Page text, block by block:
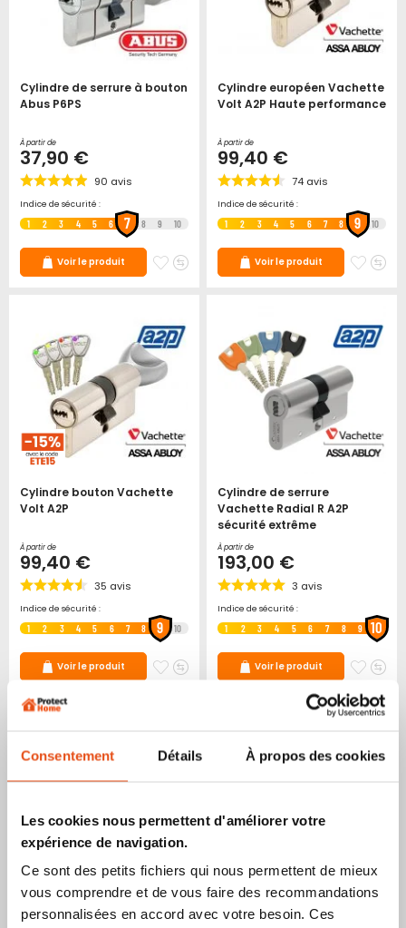
Consentement Détails À propos des cookies
Les cookies nous permettent d'améliorer votre
expérience de navigation.
Ce sont des petits fichiers qui nous permettent de mieux
vous comprendre et de vous faire des recommandations
personnalisées en accord avec votre besoin. Ces
Cylindre de serrure à bouton
Abus P6PS
À partir de
37,90 €
90 avis
Indice de sécurité :
1 2 3 4 5 6 7 8 9 10
Voir le produit
AjouterAjouter
Cylindre européen Vachette
Volt A2P Haute performance
À partir de
99,40 €
74 avis
Indice de sécurité :
1 2 3 4 5 6 7 8 9 10
Voir le produit
Cylindre bouton Vachette
Volt A2P
À partir de
99,40 €
35 avis
Indice de sécurité :
1 2 3 4 5 6 7 8 9 10
Voir le produit
AjouterAjouter
au
Cylindre de serrure
Vachette Radial R A2P
sécurité extrême
À partir de
193,00 €
3 avis
Indice de sécurité :
1 2 3 4 5 6 7 8 9 10
Voir le produit
mes
au
Cylindre bouton vachette
radial R A2P sécurité
Cylindre de Très Haute
Sécurité ABUS EC-S